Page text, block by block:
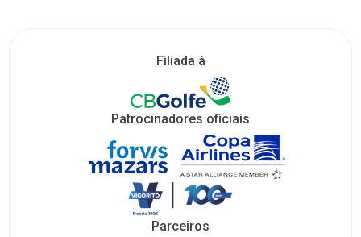
Filiada à
Patrocinadores oficiais
Parceiros